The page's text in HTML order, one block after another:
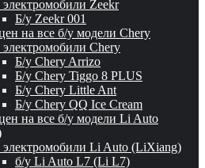
электромобили Zeekr
Б/у Zeekr 001
на все б/у модели Chery
электромобили Chery
Б/у Chery Arrizo
Б/у Chery Tiggo 8 PLUS
Б/у Chery Little Ant
Б/у Chery QQ Ice Cream
на все б/у модели Li Auto
электромобили Li Auto (LiXiang)
б/у Li Auto L7 (Li L7)